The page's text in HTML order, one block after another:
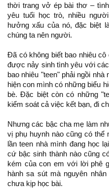
thời trang vở ép bài thơ –
yêu tuổi học trò, nhiều
hưởng xấu của nó, đặc biệt
chúng ta nên người.
Đã có không biết bao nhiêu
được nảy sinh tình yêu với
bao nhiêu "teen" phải ngồi
hiện con mình có những biểu
bè. Đặc biệt còn có những
kiểm soát cả việc kết bạn, đi
Nhưng các bậc cha mẹ làm
vị phụ huynh nào cũng có thể
lần teen nhà mình đang học
cứ bậc sinh thành nào cũng
kém của con em với lời phê
hành sa sút mà nguyên
chưa kịp học bài.